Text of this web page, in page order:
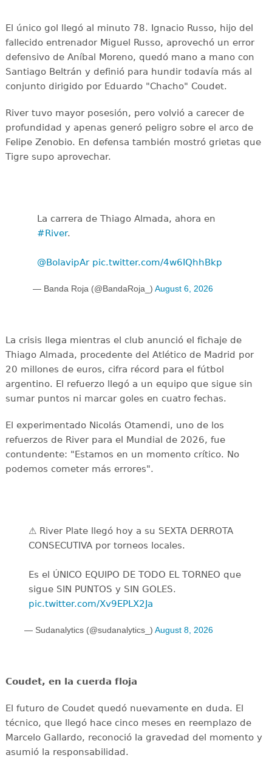
El único gol llegó al minuto 78. Ignacio Russo, hijo del
fallecido entrenador Miguel Russo, aprovechó un error
defensivo de Aníbal Moreno, quedó mano a mano con
Santiago Beltrán y definió para hundir todavía más al
conjunto dirigido por Eduardo "Chacho" Coudet.
River tuvo mayor posesión, pero volvió a carecer de
profundidad y apenas generó peligro sobre el arco de
Felipe Zenobio. En defensa también mostró grietas que
Tigre supo aprovechar.
La carrera de Thiago Almada, ahora en
#River.
@BolavipAr pic.twitter.com/4w6IQhhBkp
— Banda Roja (@BandaRoja_) August 6, 2026
La crisis llega mientras el club anunció el fichaje de
Thiago Almada, procedente del Atlético de Madrid por
20 millones de euros, cifra récord para el fútbol
argentino. El refuerzo llegó a un equipo que sigue sin
sumar puntos ni marcar goles en cuatro fechas.
El experimentado Nicolás Otamendi, uno de los
refuerzos de River para el Mundial de 2026, fue
contundente: "Estamos en un momento crítico. No
podemos cometer más errores".
⚠️ River Plate llegó hoy a su SEXTA DERROTA
CONSECUTIVA por torneos locales.
Es el ÚNICO EQUIPO DE TODO EL TORNEO que
sigue SIN PUNTOS y SIN GOLES.
pic.twitter.com/Xv9EPLX2Ja
— Sudanalytics (@sudanalytics_) August 8, 2026
Coudet, en la cuerda floja
El futuro de Coudet quedó nuevamente en duda. El
técnico, que llegó hace cinco meses en reemplazo de
Marcelo Gallardo, reconoció la gravedad del momento y
asumió la responsabilidad.